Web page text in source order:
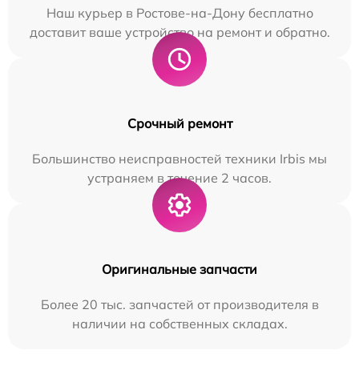
Наш курьер в Ростове-на-Дону бесплатно
доставит ваше устройство на ремонт и обратно.
Срочный ремонт
Большинство неисправностей техники Irbis мы
устраняем в течение 2 часов.
Оригинальные запчасти
Более 20 тыс. запчастей от производителя в
наличии на собственных складах.